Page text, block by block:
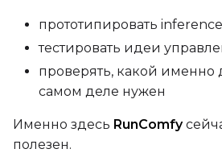
прототипировать
тестировать идеи
проверять, какой именно
самом деле нужен
Именно здесь RunComfy
полезен.